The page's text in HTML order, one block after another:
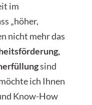
im
„höher,
nicht mehr das
sind
ich Ihnen
Know-How